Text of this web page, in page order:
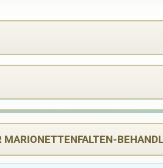
MARIONETTENFALTEN-